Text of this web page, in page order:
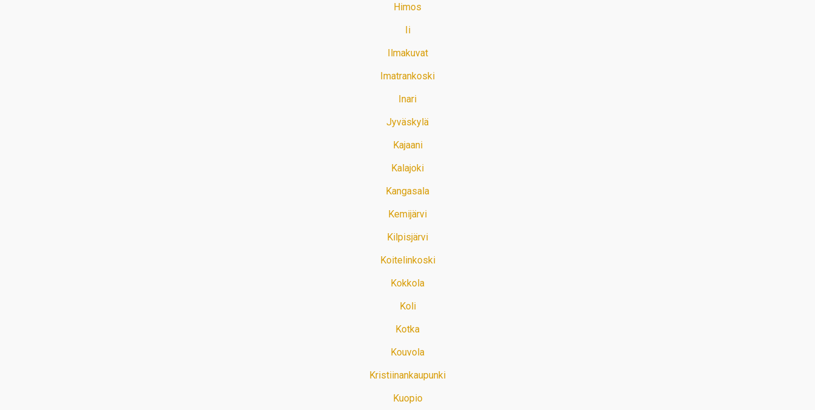
Himos
Ii
Ilmakuvat
Imatrankoski
Inari
Jyväskylä
Kajaani
Kalajoki
Kangasala
Kemijärvi
Kilpisjärvi
Koitelinkoski
Kokkola
Koli
Kotka
Kouvola
Kristiinankaupunki
Kuopio